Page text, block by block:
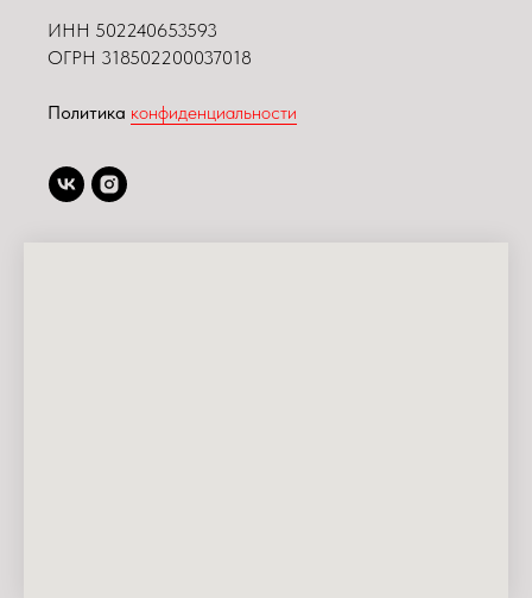
ИНН 502240653593
ОГРН 318502200037018
Политика конфиденциальности